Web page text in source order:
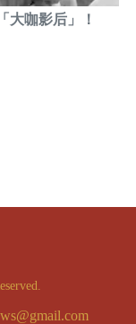
大咖影后」！